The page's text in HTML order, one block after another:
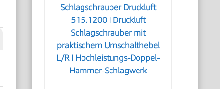
Schlagschrauber Druckluft
515.1200 I Druckluft
Schlagschrauber mit
praktischem Umschalthebel
L/R I Hochleistungs-Doppel-
Hammer-Schlagwerk